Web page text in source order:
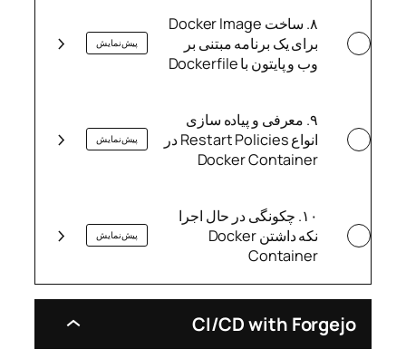
۸. ساخت Docker Image
برای یک برنامه مبتنی بر
وب و پایتون با Dockerfile
پیش‌نمایش
۹. معرفی و پیاده سازی
انواع Restart Policies در
Docker Container
پیش‌نمایش
۱۰. چکونگی در حال اجرا
نکه داشتن Docker
Container
پیش‌نمایش
CI/CD with Forgejo
CI/CD